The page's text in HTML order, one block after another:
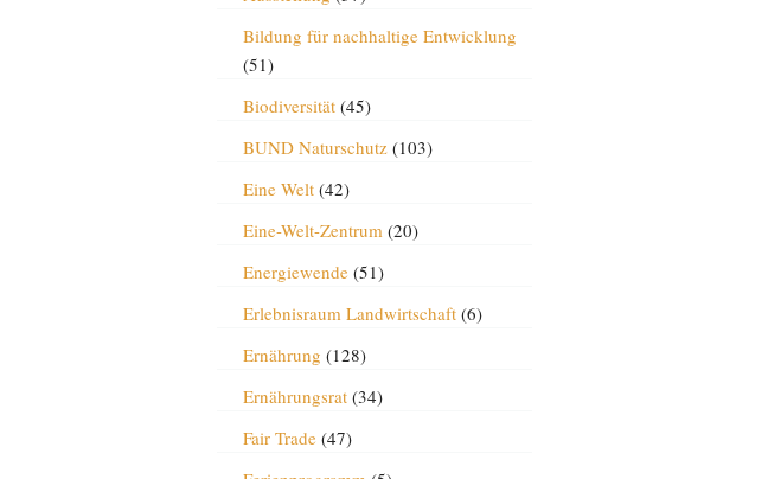
Bildung für nachhaltige Entwicklung
(51)
Biodiversität(45)
BUND Naturschutz(103)
Eine Welt(42)
Eine-Welt-Zentrum(20)
Energiewende(51)
Erlebnisraum Landwirtschaft(6)
Ernährung (128)
Ernährungsrat(34)
Fair Trade(47)